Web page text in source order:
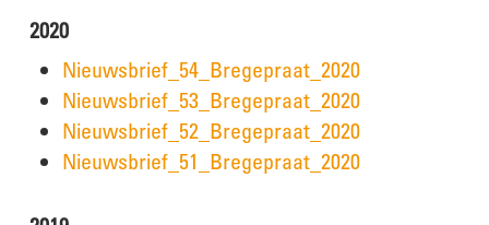
2020
Nieuwsbrief_54_Bregepraat_2020
Nieuwsbrief_53_Bregepraat_2020
Nieuwsbrief_52_Bregepraat_2020
Nieuwsbrief_51_Bregepraat_2020